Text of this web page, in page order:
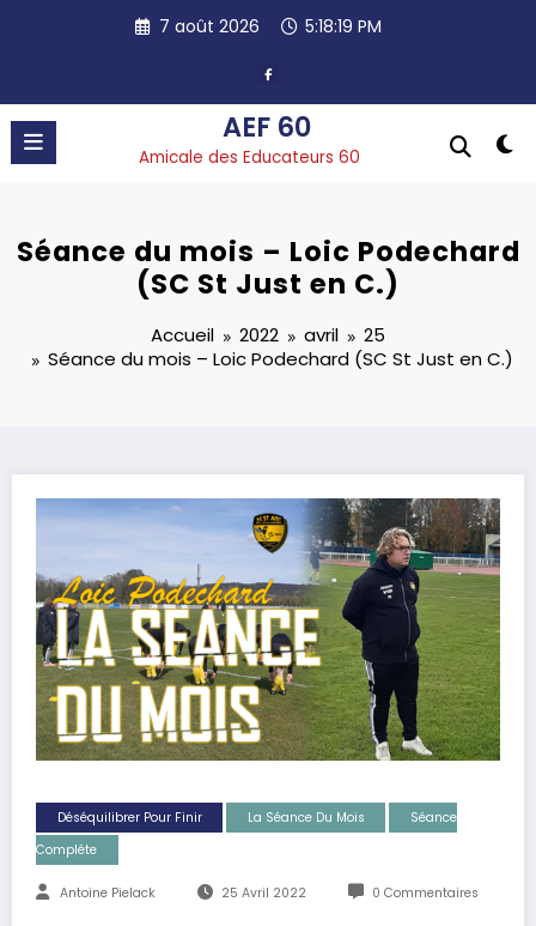
7 août 2026 5:18:20 PM
AEF 60
Amicale des Educateurs 60
Séance du mois – Loic Podechard
(SC St Just en C.)
Accueil 2022 avril
25
Séance du mois – Loic Podechard (SC St Just en C.)
Déséquilibrer Pour Finir La Séance Du Mois
Séance
Compléte
Antoine Pielack 25 Avril 2022 0 Commentaires